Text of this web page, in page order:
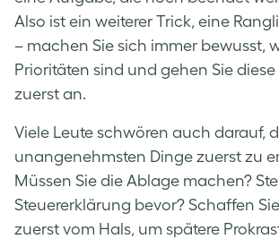
Also ist ein weiterer Trick, eine
– machen Sie sich immer bewusst,
Prioritäten sind und gehen Sie
zuerst an.
Viele Leute schwören auch darauf,
unangenehmsten Dinge zuerst zu
Müssen Sie die Ablage machen?
Steuererklärung bevor? Schaffen
zuerst vom Hals, um spätere